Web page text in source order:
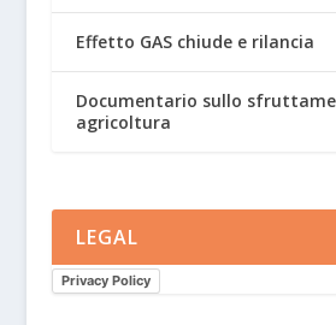
Effetto GAS chiude e rilancia
Documentario sullo
agricoltura
LEGAL
Privacy Policy